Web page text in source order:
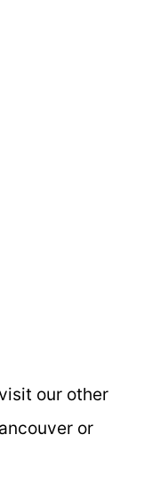
our other
or